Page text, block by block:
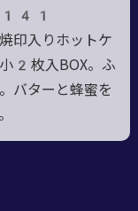
141
印入りホットケ
2枚入BOX。ふ
バターと蜂蜜を